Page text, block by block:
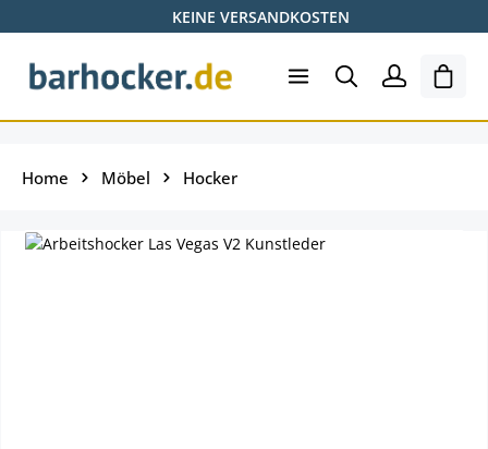
Zum Hauptinhalt springenKEINE VERSANDKOSTEN
Home Möbel Hocker